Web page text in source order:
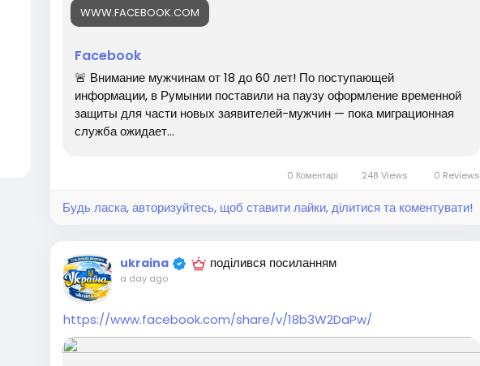
WWW.FACEBOOK.COM
Facebook
🚨 Внимание мужчинам от 18 до 60 лет! По поступающей
информации, в Румынии поставили на паузу оформление временной
защиты для части новых заявителей-мужчин — пока миграционная
служба ожидает...
0 Коментарі 248 Views 0 Reviews
Будь ласка, авторизуйтесь, щоб ставити лайки, ділитися та коментувати!
ukraina поділився посиланням
a day ago
https://www.facebook.com/share/v/18b3W2DaPw/